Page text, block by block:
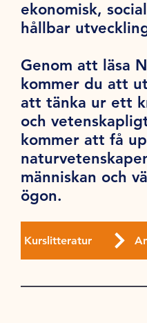
ekonomisk,
hållbar
Genom att läsa
kommer du att
att tänka ur ett
och
kommer att få
människan och
ögon.
Kurslitteratur